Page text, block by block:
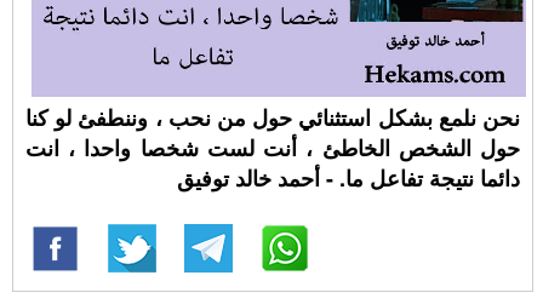
نحن نلمع بشكل استثنائي حول من نحب ، وننطفئ لو كنا
حول الشخص الخاطئ ، أنت لست شخصا واحدا ، انت
دائما نتيجة تفاعل ما. - أحمد خالد توفيق